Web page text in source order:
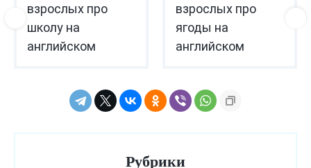
взрослых про
школу на
английском
взрослых про
ягоды на
английском
Рубрики